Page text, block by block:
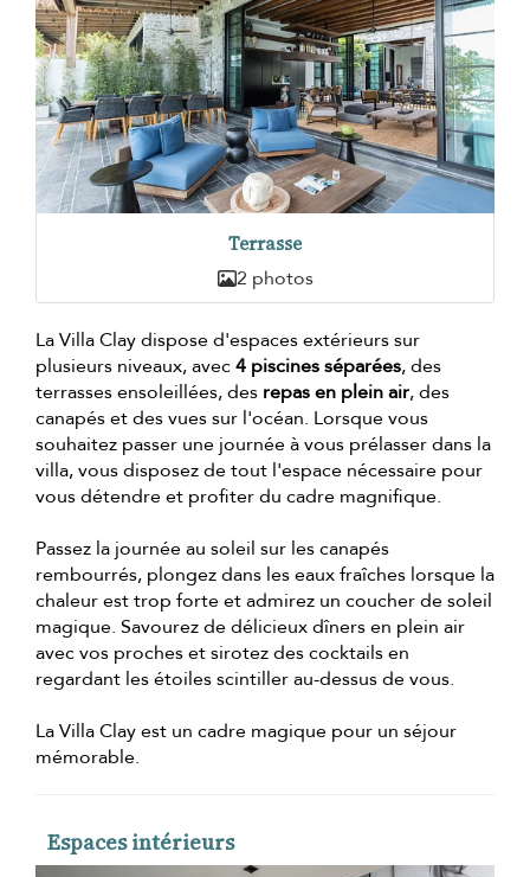
Terrasse
2 photos
La Villa Clay dispose d'espaces extérieurs sur
plusieurs niveaux, avec4 piscines séparées, des
terrasses ensoleillées, des repas en plein air, des
canapés et des vues sur l'océan. Lorsque vous
souhaitez passer une journée à vous prélasser dans la
villa, vous disposez de tout l'espace nécessaire pour
vous détendre et profiter du cadre magnifique.
Passez la journée au soleil sur les canapés
rembourrés, plongez dans les eaux fraîches lorsque la
chaleur est trop forte et admirez un coucher de soleil
magique. Savourez de délicieux dîners en plein air
avec vos proches et sirotez des cocktails en
regardant les étoiles scintiller au-dessus de vous.
La Villa Clay est un cadre magique pour un séjour
mémorable.
Espaces intérieurs